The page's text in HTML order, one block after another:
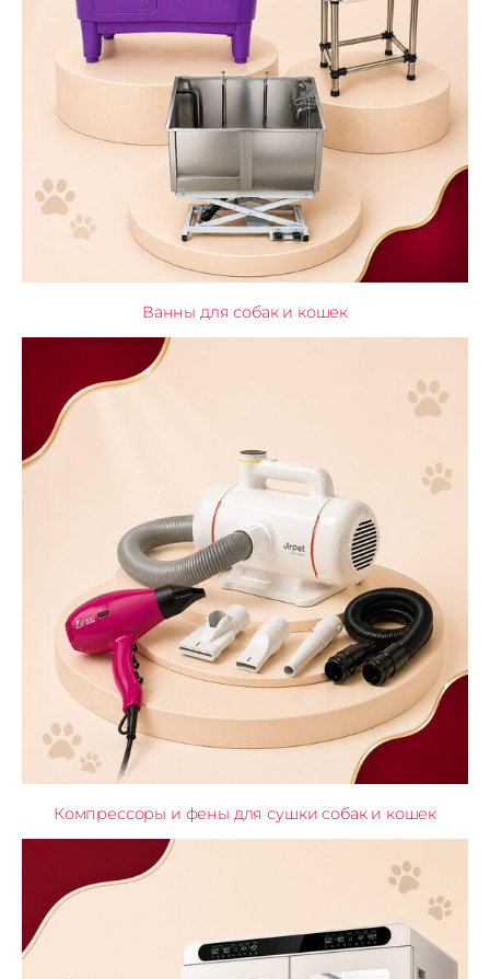
Ванны для собак и кошек
Компрессоры и фены для сушки собак и кошек